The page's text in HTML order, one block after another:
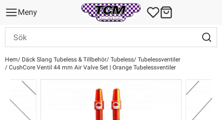
Meny
Hem Däck Slang Tubeless & Tillbehör Tubeless Tubelessventiler
CushCore Ventil 44 mm Air Valve Set | Orange Tubelessventiler